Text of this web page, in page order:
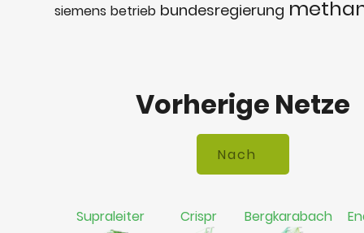
siemens betrieb bundesregierung
Vorherige Netze
Supraleiter Crispr Bergkarabach